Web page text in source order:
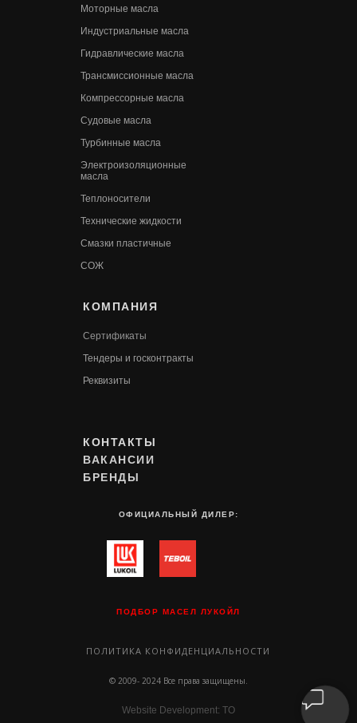
КОМПАНИЯ
Website Development: TO
© 2009- 2024 Все права защищены.
ПОЛИТИКА КОНФИДЕНЦИАЛЬНОСТИ
Моторные масла
Индустриальные масла
Гидравлические масла
Трансмиссионные масла
Компрессорные масла
Судовые масла
Турбинные масла
Электроизоляционные
масла
Теплоносители
Технические жидкости
Смазки пластичные
СОЖ
Сертификаты
Тендеры и госконтракты
Реквизиты
КОНТАКТЫ
ОФИЦИАЛЬНЫЙ ДИЛЕР:
БРЕНДЫ
ПОДБОР МАСЕЛ ЛУКОЙЛ
ВАКАНСИИ